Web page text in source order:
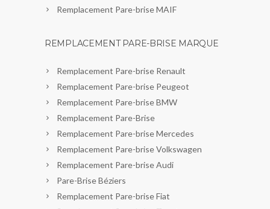
Remplacement Pare-brise MAIF
REMPLACEMENT PARE-BRISE MARQUE
Remplacement Pare-brise Renault
Remplacement Pare-brise Peugeot
Remplacement Pare-brise BMW
Remplacement Pare-Brise
Remplacement Pare-brise Mercedes
Remplacement Pare-brise Volkswagen
Remplacement Pare-brise Audi
Pare-Brise Béziers
Remplacement Pare-brise Fiat